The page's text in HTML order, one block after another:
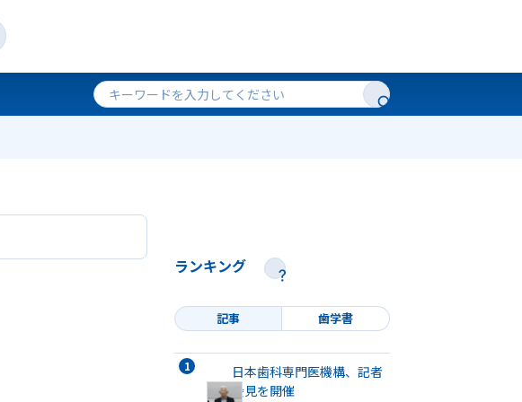
ランキング
記事 歯学書
日本歯科専門医機構、記者
会見を開催